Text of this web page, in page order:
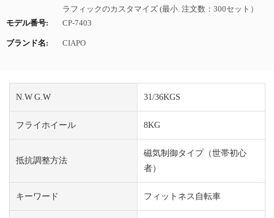
ラフィックのカスタマイズ (最小. 注文数：300セット）
モデル番号:
CP-7403
ブランド名: CIAPO
N.W G.W 31/36KGS
フライホイール 8KG
抵抗調整方法
磁気制御タイプ（世帯初心
者）
キーワード フィットネス自転車